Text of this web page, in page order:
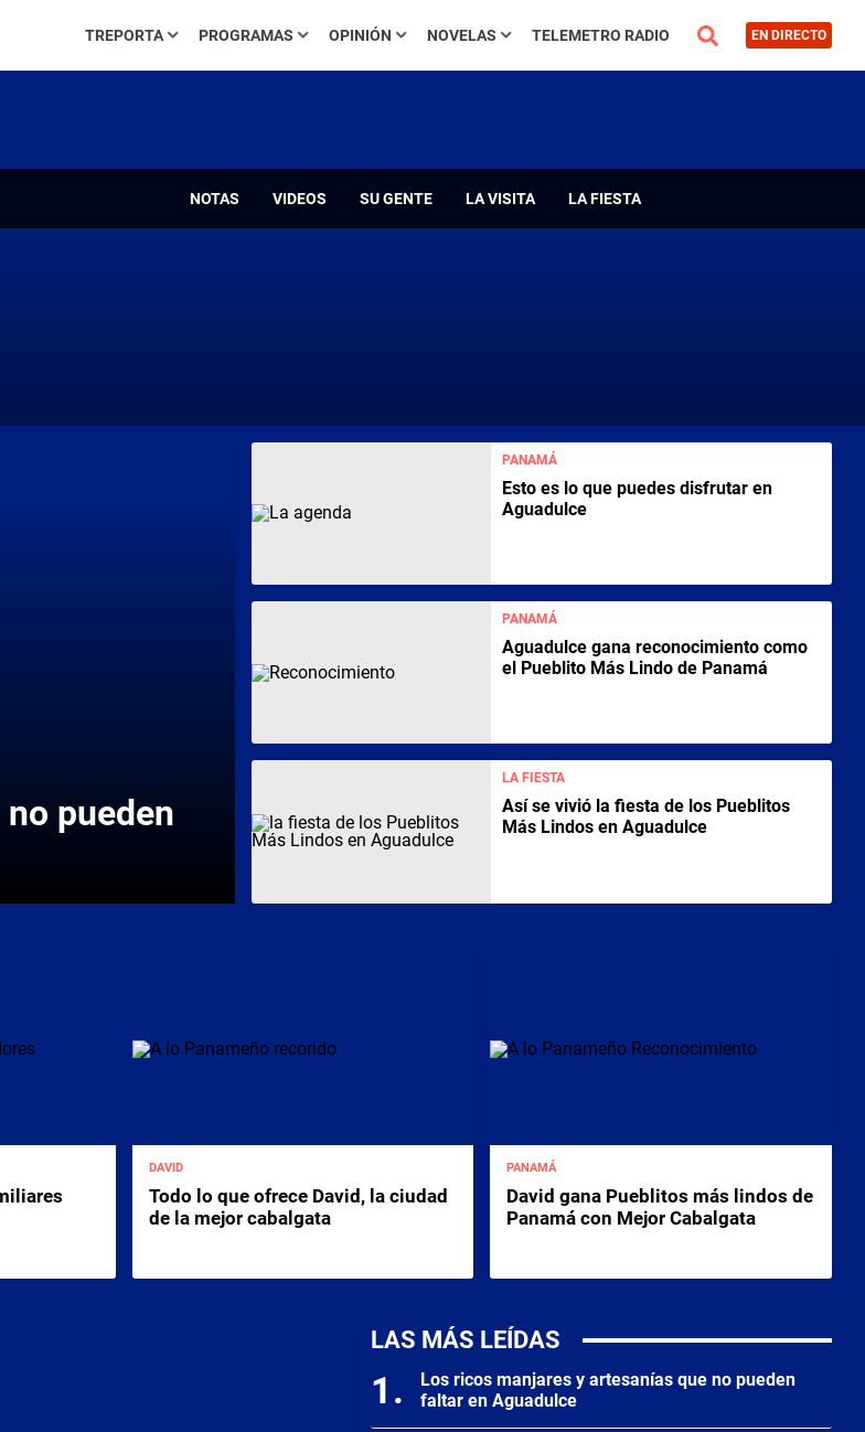
TREPORTA PROGRAMAS OPINIÓN NOVELAS TELEMETRO RADIO EN DIRECTO
NOTAS VIDEOS SU GENTE LA VISITA LA FIESTA
pueden
PANAMÁ
Esto es lo que puedes disfrutar en
Aguadulce
PANAMÁ
Aguadulce gana reconocimiento como
el Pueblito Más Lindo de Panamá
LA FIESTA
Así se vivió la fiesta de los Pueblitos
Más Lindos en Aguadulce
DAVID
Todo lo que ofrece David, la ciudad
de la mejor cabalgata
PANAMÁ
David gana Pueblitos más lindos de
Panamá con Mejor Cabalgata
LAS MÁS LEÍDAS
Los ricos manjares y artesanías que no pueden
faltar en Aguadulce